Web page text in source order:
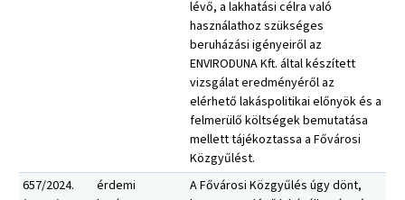
lévő, a lakhatási célra való
használathoz szükséges
beruházási igényeiről az
ENVIRODUNA Kft. által készített
vizsgálat eredményéről az
elérhető lakáspolitikai előnyök és a
felmerülő költségek bemutatása
mellett tájékoztassa a Fővárosi
Közgyűlést.
657/2024.
érdemi
A Fővárosi Közgyűlés úgy dönt,